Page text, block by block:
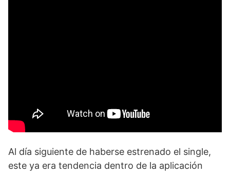
Al día siguiente de haberse estrenado el single,
este ya era tendencia dentro de la aplicación